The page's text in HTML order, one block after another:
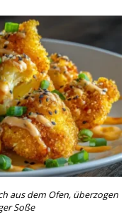
aus dem Ofen, überzogen
Soße